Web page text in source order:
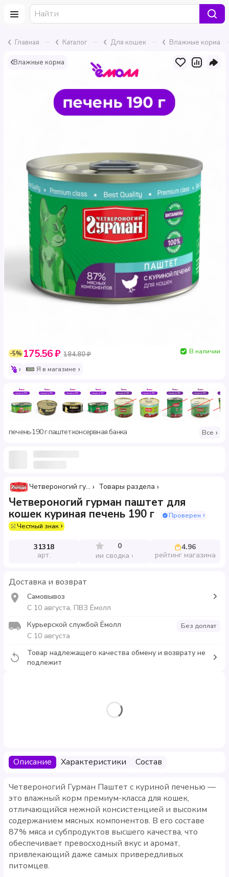
Главная – Каталог – Для кошек – Влажные корма
Влажные корма
-5% 175.56 ₽ 184.80 ₽
В наличии
Я в магазине
печень·190 г·паштет·консервная банка Все
Четвероногий гурман Товары раздела
Четвероногий гурман паштет для
кошек куриная печень 190 г
Проверен
Честный знак
31318
арт.
0
ии сводка
4.96
рейтинг магазина
Доставка и возврат
Самовывоз
С 10 августа, ПВЗ Ёмолл
Курьерской службой Ёмолл
С 10 августа
Без доплат
Товар надлежащего качества обмену и возврату не
подлежит
Описание Характеристики Состав
Четвероногий Гурман Паштет с куриной печенью —
это влажный корм премиум-класса для кошек,
отличающийся нежной консистенцией и высоким
содержанием мясных компонентов. В его составе
87% мяса и субпродуктов высшего качества, что
обеспечивает превосходный вкус и аромат,
привлекающий даже самых привередливых
питомцев.